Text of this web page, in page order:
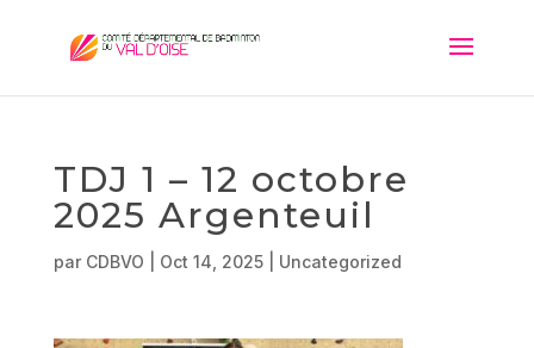
TDJ 1 – 12 octobre
2025 Argenteuil
par CDBVO Oct 14, 2025| Uncategorized